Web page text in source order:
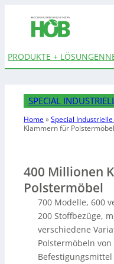
PRODUKTE + LÖSUNGEN
SPECIAL
Home»Special
Klammern für Polstermöbel
400 Millionen
Polstermöbel
700 Modelle, 600
200 Stoffbezüge,
verschiedene
Polstermöbeln